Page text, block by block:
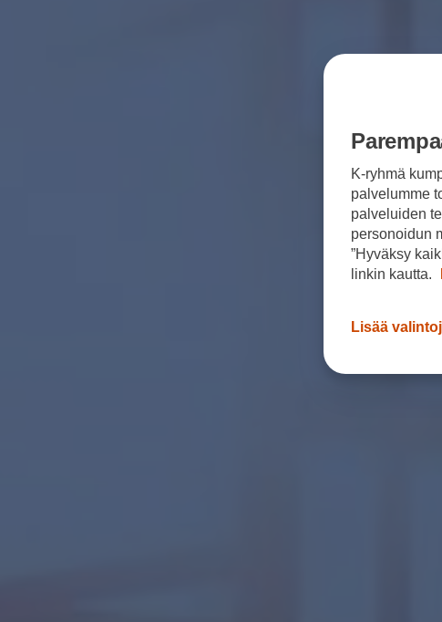
K-ryhmä
palvelumme
palveluiden
personoidun
”Hyväksy
linkin kautta.
Lisää